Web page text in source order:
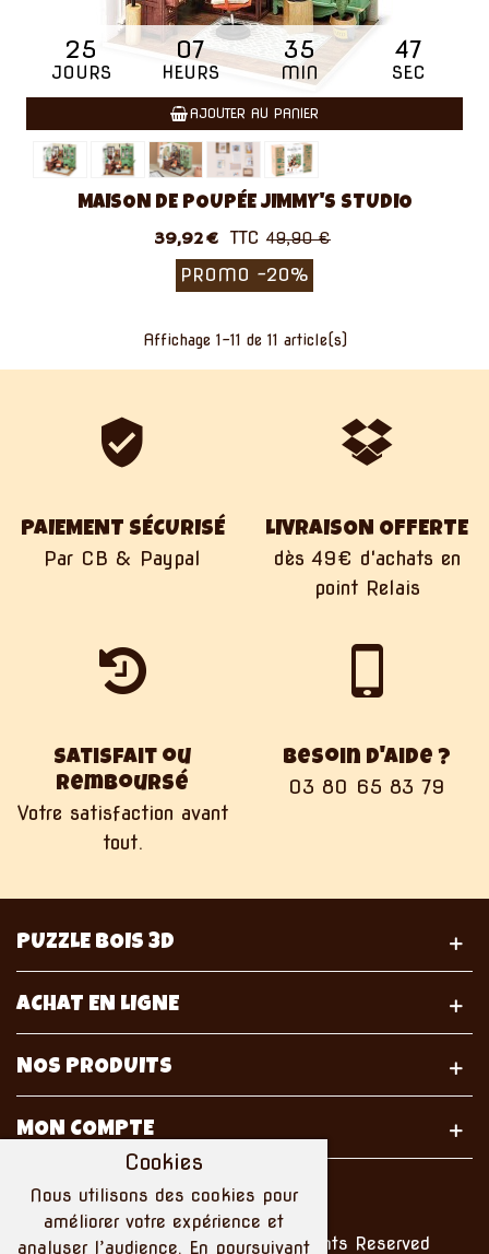
AJOUTER AU PANIER
25
JOURS
07
HEURS
35
MIN
46
SEC
MAISON DE POUPÉE JIMMY'S STUDIO
39,92 € TTC 49,90 €
PROMO -20%
Affichage 1-11 de 11 article(s)
PAIEMENT SÉCURISÉ
Par CB & Paypal
LIVRAISON OFFERTE
dès 49€ d'achats en
point Relais
Satisfait ou
remboursé
Votre satisfaction avant
tout.
Besoin d'aide ?
03 80 65 83 79
PUZZLE BOIS 3D
ACHAT EN LIGNE
NOS PRODUITS
MON COMPTE
© 2021 Puzzle Bois 3D. All Rights Reserved
Cookies
Nous utilisons des cookies pour
améliorer votre expérience et
analyser l’audience. En poursuivant